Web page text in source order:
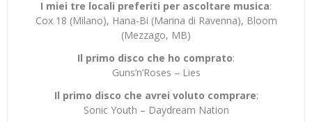
I miei tre locali preferiti per ascoltare musica:
Cox 18 (Milano), Hana-Bi (Marina di Ravenna), Bloom
(Mezzago, MB)
Il primo disco che ho comprato:
Guns’n’Roses – Lies
Il primo disco che avrei voluto comprare:
Sonic Youth – Daydream Nation